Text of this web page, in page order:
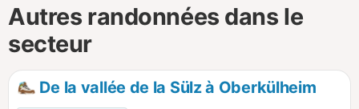
Autres randonnées dans le
secteur
De la vallée de la Sülz à Oberkülheim